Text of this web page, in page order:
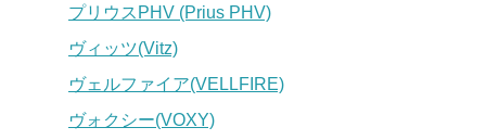
プリウスPHV (Prius PHV)
ヴィッツ(Vitz)
ヴェルファイア(VELLFIRE)
ヴォクシー(VOXY)